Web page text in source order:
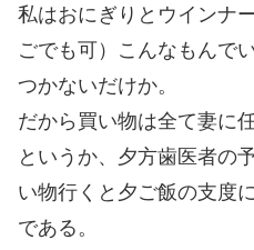
私はおにぎりとウインナ
ごでも可）こんなもんで
つかないだけか。
だから買い物は全て妻に任
というか、夕方歯医者の
い物行くと夕ご飯の支度
である。